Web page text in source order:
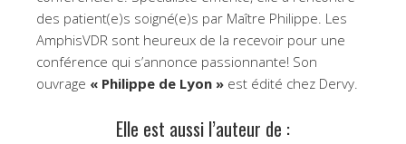
des patient(e)s soigné(e)s par Maître Philippe. Les
AmphisVDR sont heureux de la recevoir pour une
conférence qui s’annonce passionnante! Son
ouvrage « Philippe de Lyon » est édité chez Dervy.
Elle est aussi l’auteur de :